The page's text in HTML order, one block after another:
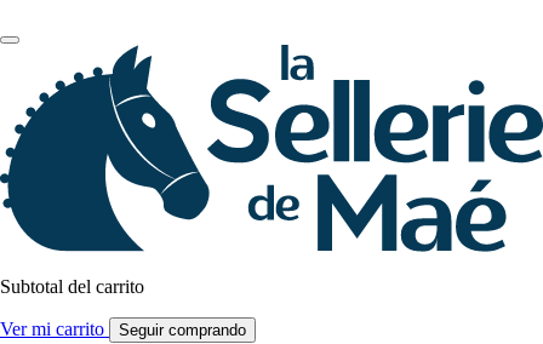
Subtotal del carrito
Ver mi carrito Seguir comprando